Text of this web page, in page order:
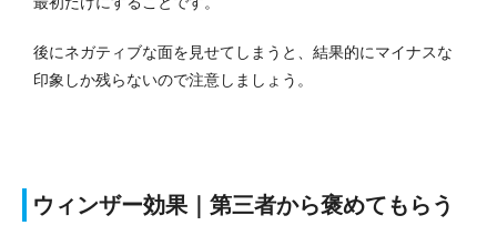
後にネガティブな面を見せてしまうと、結果的にマイナスな
印象しか残らないので注意しましょう。
ウィンザー効果｜第三者から褒めてもらう